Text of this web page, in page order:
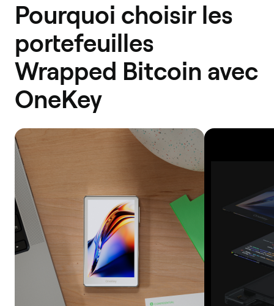
Pourquoi choisir les
portefeuilles
Wrapped Bitcoin avec
OneKey